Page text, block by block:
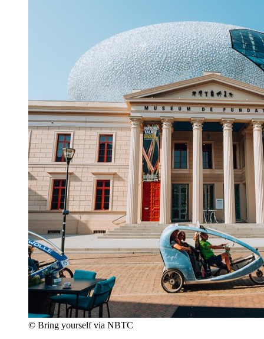
© Bring yourself via NBTC